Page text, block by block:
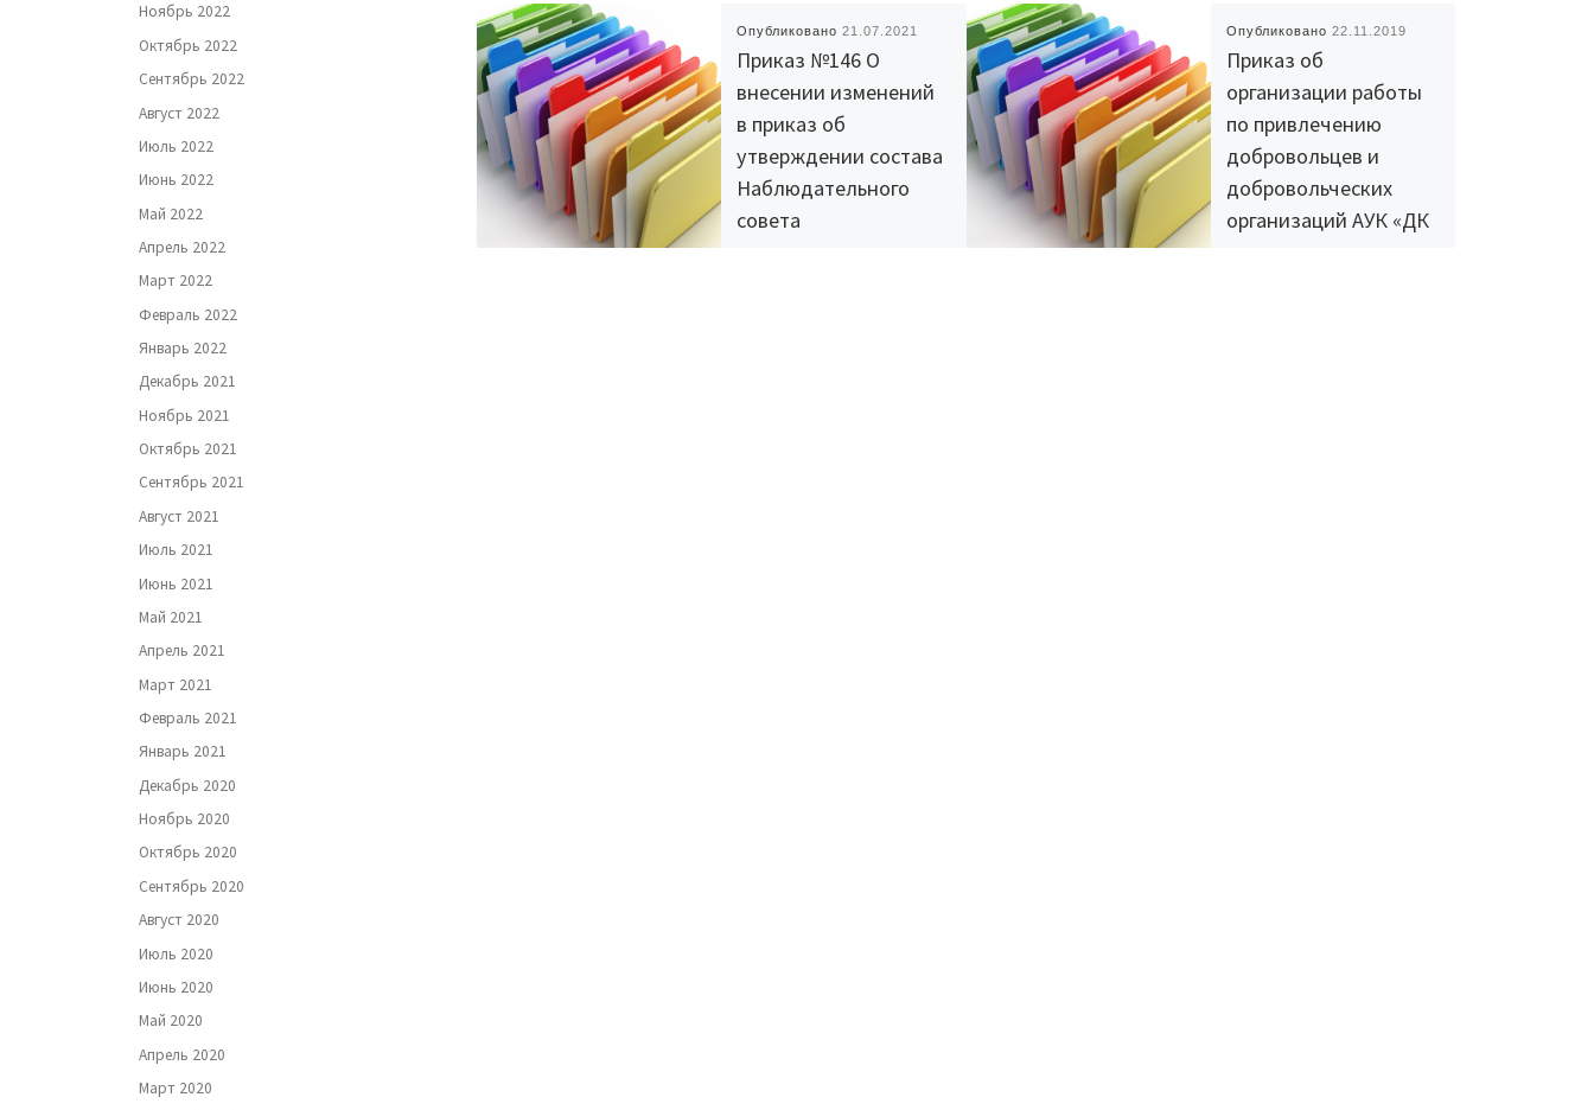
Опубликовано21.07.2021
Приказ №146 О
внесении изменений
в приказ об
утверждении состава
Наблюдательного
совета
Опубликовано 22.11.2019
Приказ об
организации работы
по привлечению
добровольцев и
добровольческих
организаций АУК «ДК
Ноябрь 2022
Октябрь 2022
Сентябрь 2022
Август 2022
Июль 2022
Июнь 2022
Май 2022
Апрель 2022
Март 2022
Февраль 2022
Январь 2022
Декабрь 2021
Ноябрь 2021
Октябрь 2021
Сентябрь 2021
Август 2021
Июль 2021
Июнь 2021
Май 2021
Апрель 2021
Март 2021
Февраль 2021
Январь 2021
Декабрь 2020
Ноябрь 2020
Октябрь 2020
Сентябрь 2020
Август 2020
Июль 2020
Июнь 2020
Май 2020
Апрель 2020
Март 2020